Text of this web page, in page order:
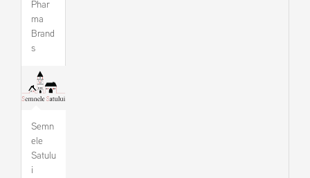
Phar
ma
Brand
s
Semn
ele
Satulu
i